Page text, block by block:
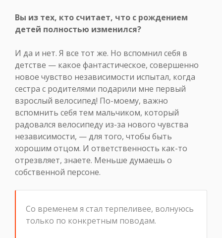
Вы из тех, кто считает, что с рождением
детей полностью изменился?
И да и нет. Я все тот же. Но вспомнил себя в
детстве — какое фантастическое, совершенно
новое чувство независимости испытал, когда
сестра с родителями подарили мне первый
взрослый велосипед! По-моему, важно
вспомнить себя тем мальчиком, который
радовался велосипеду из-за нового чувства
независимости, — для того, чтобы быть
хорошим отцом. И ответственность как-то
отрезвляет, знаете. Меньше думаешь о
собственной персоне.
Со временем я стал терпеливее, волнуюсь
только по конкретным поводам.